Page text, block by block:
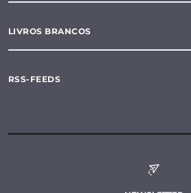
LIVROS BRANCOS
RSS-FEEDS